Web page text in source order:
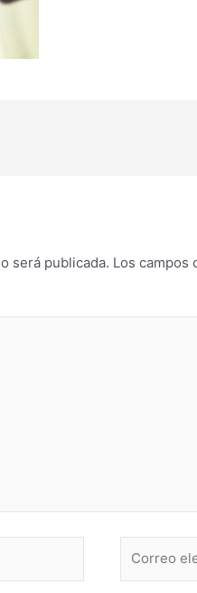
será publicada. Los campos